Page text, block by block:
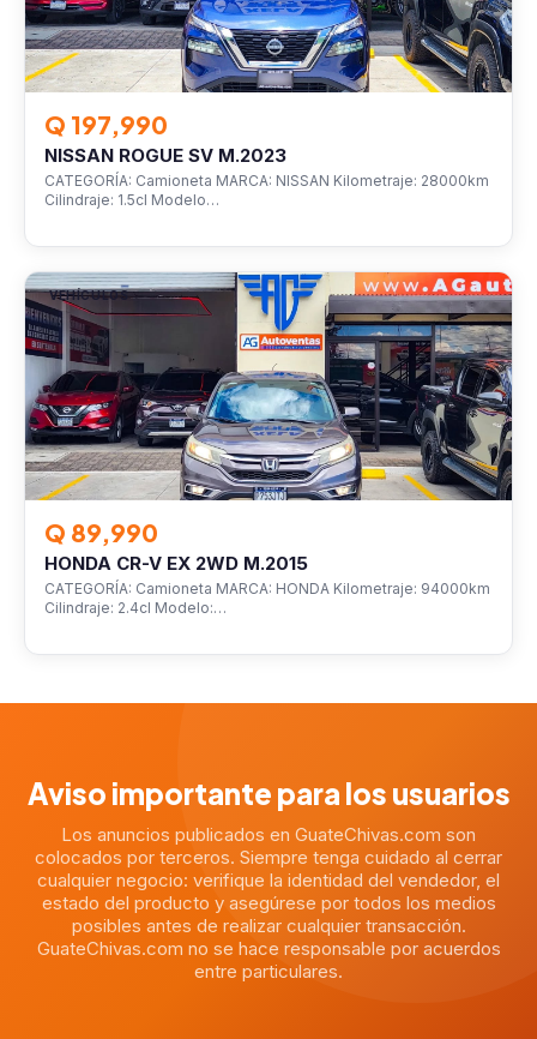
Q 197,990
NISSAN ROGUE SV M.2023
CATEGORÍA: Camioneta MARCA: NISSAN Kilometraje: 28000km
Cilindraje: 1.5cl Modelo…
VEHÍCULOS
Q 89,990
HONDA CR-V EX 2WD M.2015
CATEGORÍA: Camioneta MARCA: HONDA Kilometraje: 94000km
Cilindraje: 2.4cl Modelo:…
Aviso importante para los usuarios
Los anuncios publicados en GuateChivas.com son
colocados por terceros. Siempre tenga cuidado al cerrar
cualquier negocio: verifique la identidad del vendedor, el
estado del producto y asegúrese por todos los medios
posibles antes de realizar cualquier transacción.
GuateChivas.com no se hace responsable por acuerdos
entre particulares.